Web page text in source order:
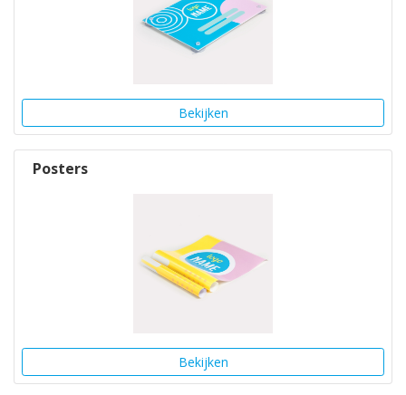
Bekijken
Posters
Bekijken